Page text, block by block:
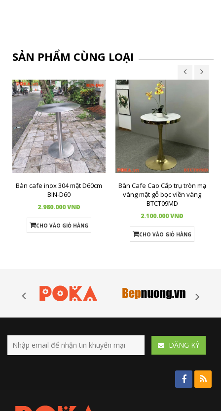
SẢN PHẨM CÙNG LOẠI
Bàn cafe inox 304 mặt D60cm
BIN-D60
2.980.000 VNĐ
CHO VÀO GIỎ HÀNG
Bàn Cafe Cao Cấp trụ tròn mạ
vàng mặt gỗ bọc viền vàng
BTCT09MD
2.100.000 VNĐ
CHO VÀO GIỎ HÀNG
ÐĂNG KÝ